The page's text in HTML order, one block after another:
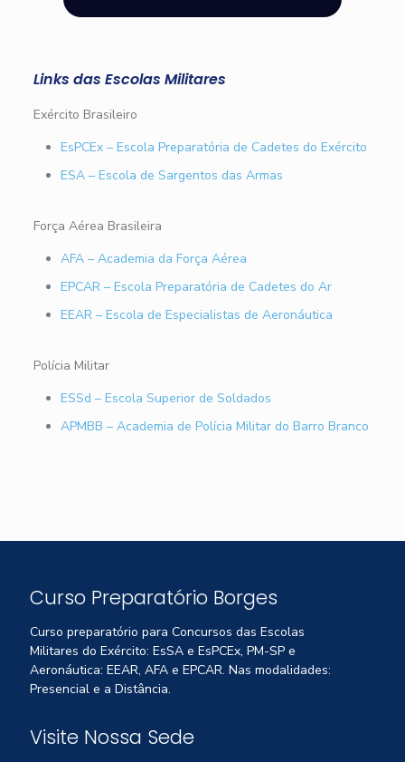
Links das Escolas Militares
Exército Brasileiro
EsPCEx – Escola Preparatória de Cadetes do Exército
ESA – Escola de Sargentos das Armas
Força Aérea Brasileira
AFA – Academia da Força Aérea
EPCAR – Escola Preparatória de Cadetes do Ar
EEAR – Escola de Especialistas de Aeronáutica
Polícia Militar
ESSd – Escola Superior de Soldados
APMBB – Academia de Polícia Militar do Barro Branco
Curso Preparatório Borges
Curso preparatório para Concursos das Escolas
Militares do Exército: EsSA e EsPCEx, PM-SP e
Aeronáutica: EEAR, AFA e EPCAR. Nas modalidades:
Presencial e a Distância.
Visite Nossa Sede